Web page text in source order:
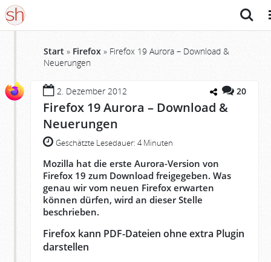
Suche
Start » Firefox » Firefox 19 Aurora – Download &
Neuerungen
2. Dezember 2012 20
Firefox 19 Aurora – Download &
Neuerungen
Geschätzte Lesedauer: 4 Minuten
Mozilla hat die erste Aurora-Version von
Firefox 19 zum Download freigegeben. Was
genau wir vom neuen Firefox erwarten
können dürfen, wird an dieser Stelle
beschrieben.
Firefox kann PDF-Dateien ohne extra Plugin
darstellen